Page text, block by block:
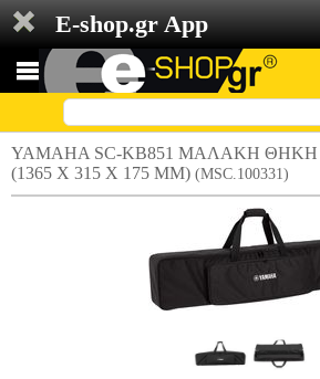
E-shop.gr App
YAMAHA SC-KB851 ΜΑΛΑΚΗ ΘΗΚΗ
(1365 X 315 X 175 MM) (MSC.100331)